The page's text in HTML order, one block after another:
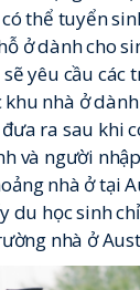
thể tuyển
ở dành cho
yêu cầu các
nhà ở
ra sau khi
và người
nhà ở tại
du học sinh
nhà ở